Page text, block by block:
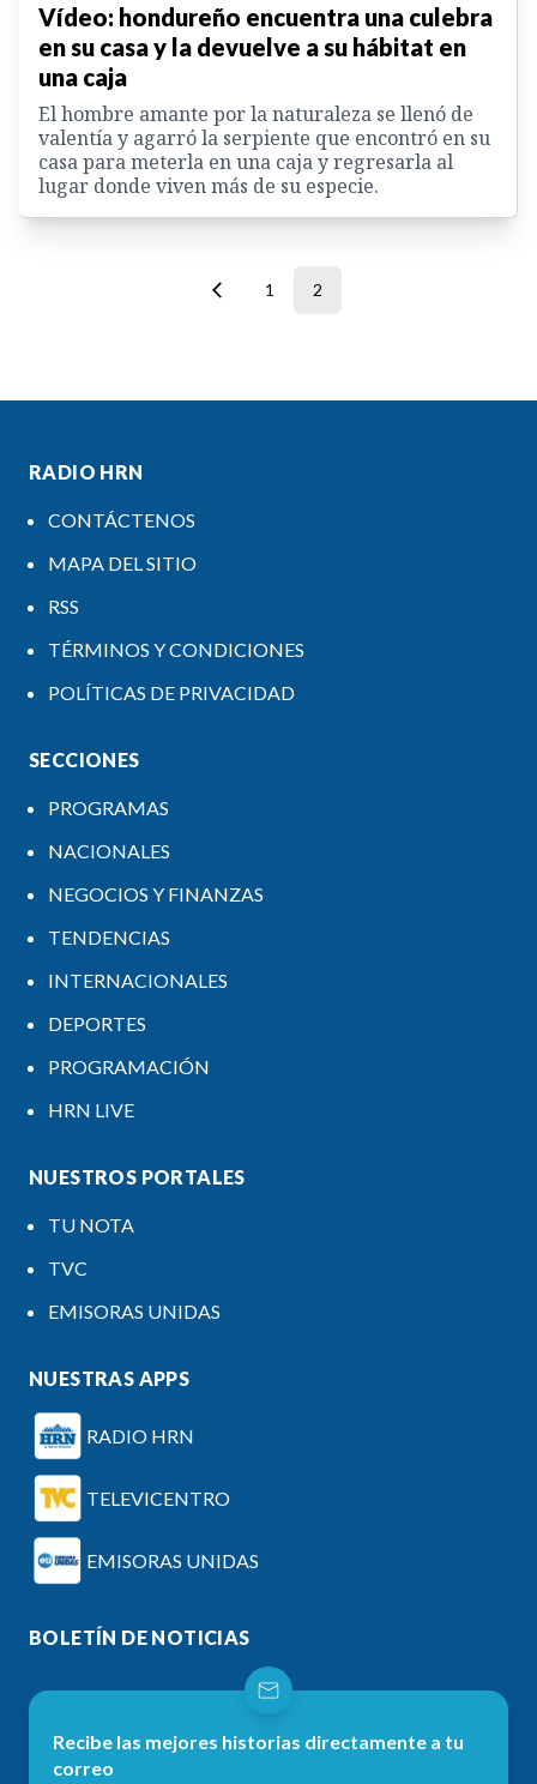
Vídeo: hondureño encuentra una culebra
en su casa y la devuelve a su hábitat en
una caja
El hombre amante por la naturaleza se llenó de
valentía y agarró la serpiente que encontró en su
casa para meterla en una caja y regresarla al
lugar donde viven más de su especie.
1 2
RADIO HRN
CONTÁCTENOS
MAPA DEL SITIO
RSS
TÉRMINOS Y CONDICIONES
POLÍTICAS DE PRIVACIDAD
SECCIONES
PROGRAMAS
NACIONALES
NEGOCIOS Y FINANZAS
TENDENCIAS
INTERNACIONALES
DEPORTES
PROGRAMACIÓN
HRN LIVE
NUESTROS PORTALES
TU NOTA
TVC
EMISORAS UNIDAS
NUESTRAS APPS
RADIO HRN
TELEVICENTRO
EMISORAS UNIDAS
BOLETÍN DE NOTICIAS
Recibe las mejores historias directamente a tu
correo